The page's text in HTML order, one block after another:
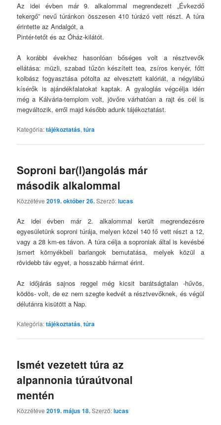
Az idei évben már 9. alkalommal megrendezett „Évkezdő
tekergő” nevű túránkon összesen 410 túrázó vett részt. A túra
érintette az Andalgót, a
Pintér-tetőt és az Óház-kilátót.
A korábbi évekhez hasonlóan bőséges volt a résztvevők
ellátása: müzli, szabad tűzön készített tea, zsíros kenyér, főtt
kolbász fogyasztása pótolta az elvesztett kalóriát, a négylábú
kísérők is ajándékfalatokat kaptak. A gyaloglás végcélja idén
még a Kálvária-templom volt, jövőre várhatóan a rajt és cél is
megváltozik, erről majd később adunk tájékoztatást.
Kategória:tájékoztatás,túra
Soproni bar(l)angolás már
második alkalommal
Közzétéve2019. október 26.Szerző:lucas
Az idei évben már 2. alkalommal került megrendezésre
egyesületünk soproni túrája, melyen közel 140 fő vett részt a 12,
vagy a 28 km-es távon. A túra célja a soproniak által is kevésbé
ismert környékbeli barlangok bemutatása, melyek közül a
rövidebb táv egyet, a hosszabb hármat érint.
Az időjárás sajnos reggel még kicsit barátságtalan -hűvös,
ködös- volt, de ez nem szegte kedvét a résztvevőknek, és végül
délutánra kisütött a Nap.
Kategória:tájékoztatás,túra
Ismét vezetett túra az
alpannonia túraútvonal
mentén
Közzétéve2019. május 18.Szerző:lucas